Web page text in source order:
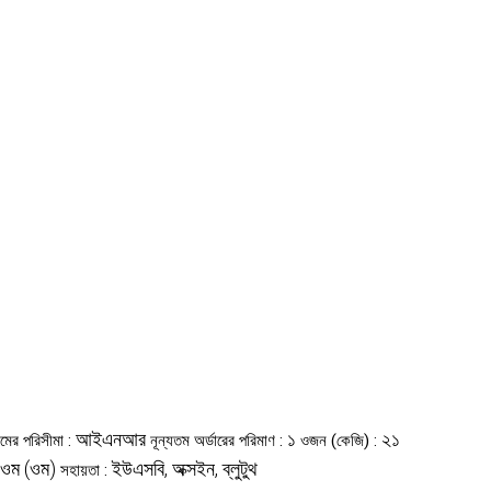
পরিসীমা : আইএনআর নূন্যতম অর্ডারের পরিমাণ : ১ ওজন (কেজি) : ২১
(ওম) সহায়তা : ইউএসবি, অক্সইন, ব্লুটুথ